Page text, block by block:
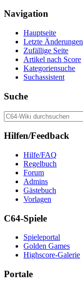
Navigation
Hauptseite
Letzte Änderungen
Zufällige Seite
Artikel nach Score
Kategoriensuche
Suchassistent
Suche
Hilfen/Feedback
Hilfe/FAQ
Regelbuch
Forum
Admins
Gästebuch
Vorlagen
C64-Spiele
Spieleportal
Golden Games
Highscore-Galerie
Portale